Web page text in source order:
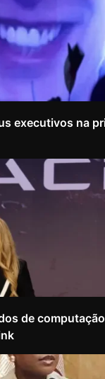
executivos na
de